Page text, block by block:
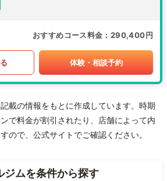
おすすめコース料金 290,400円
体験・相談予約
載の情報をもとに作成しています。時期
で料金が割引されたり、店舗によって内
ので、公式サイトでご確認ください。
ジムを条件から探す